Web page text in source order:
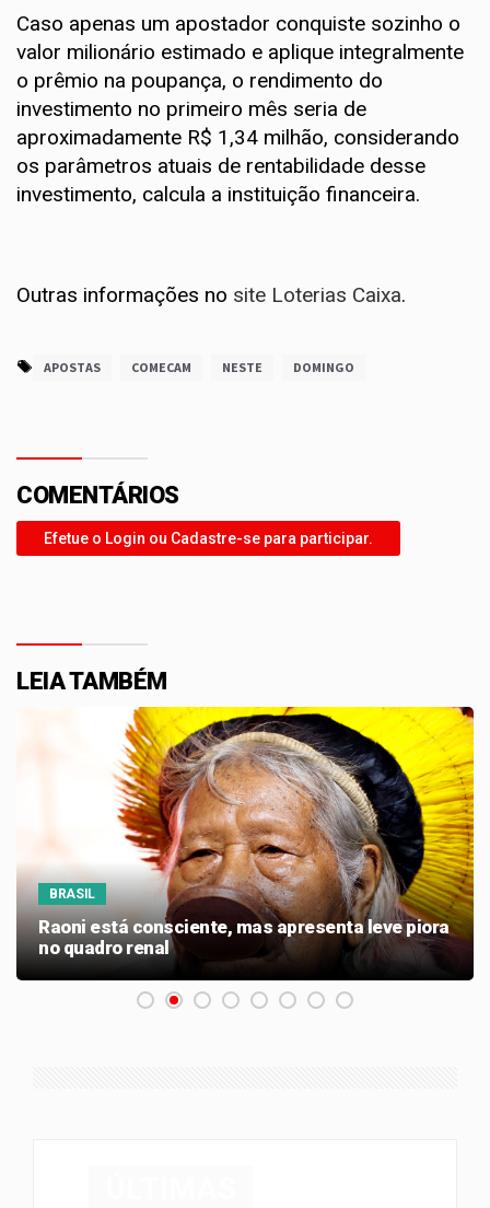
Caso apenas um apostador conquiste sozinho o
valor milionário estimado e aplique integralmente
o prêmio na poupança, o rendimento do
investimento no primeiro mês seria de
aproximadamente R$ 1,34 milhão, considerando
os parâmetros atuais de rentabilidade desse
investimento, calcula a instituição financeira.
Outras informações no site Loterias Caixa.
APOSTAS COMECAM NESTE DOMINGO
COMENTÁRIOS
Efetue o Login ou Cadastre-se para participar.
LEIA TAMBÉM
BRASIL
Raoni está consciente, mas apresenta leve piora
no quadro renal